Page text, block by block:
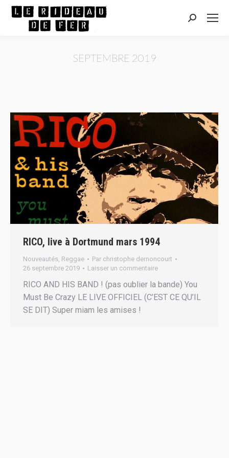
Recherche
SEPTEMBRE 2019
RICO, live à Dortmund mars 1994
Nouveautés, Reggae Par christophe dernoncourt
26 septembre 2019
Laisser un commentaire
RICO AND HIS BAND ! (pas oublier la bande) You
Must Be Crazy LE LIVE OFFICIEL (C’EST CE QU’IL
SE DIT) Super miam les amises !